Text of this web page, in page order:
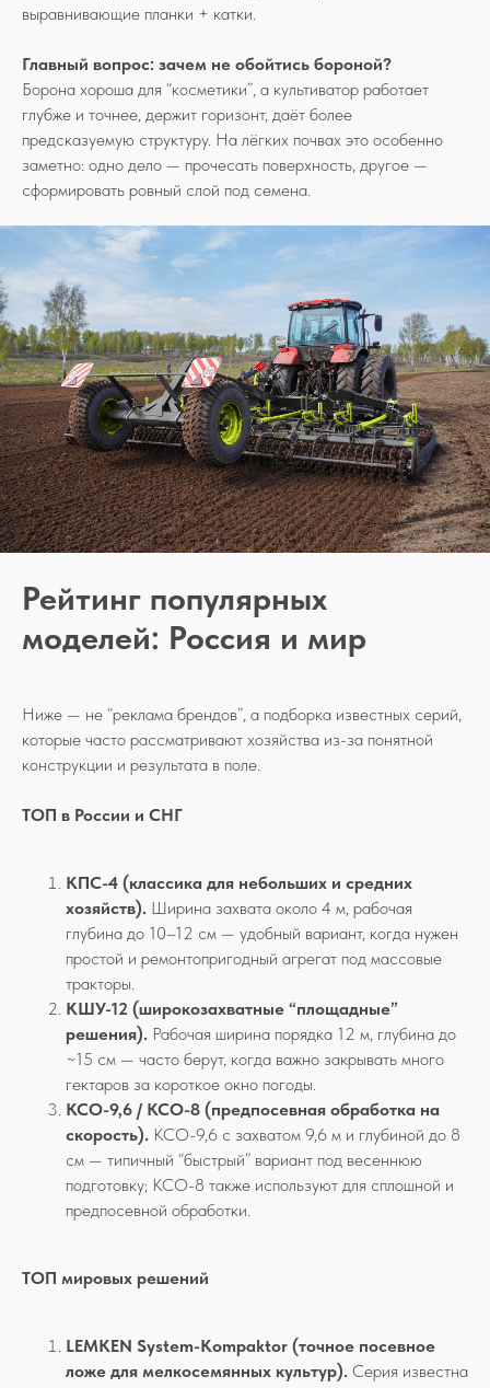
выравнивающие планки + катки.
Главный вопрос: зачем не обойтись бороной?
Борона хороша для “косметики”, а культиватор работает
глубже и точнее, держит горизонт, даёт более
предсказуемую структуру. На лёгких почвах это особенно
заметно: одно дело — прочесать поверхность, другое —
сформировать ровный слой под семена.
Рейтинг популярных
моделей: Россия и мир
Ниже — не “реклама брендов”, а подборка известных серий,
которые часто рассматривают хозяйства из-за понятной
конструкции и результата в поле.
ТОП в России и СНГ
КПС-4 (классика для небольших и средних
хозяйств). Ширина захвата около 4 м, рабочая
глубина до 10–12 см — удобный вариант, когда нужен
простой и ремонтопригодный агрегат под массовые
тракторы.
КШУ-12 (широкозахватные “площадные”
решения). Рабочая ширина порядка 12 м, глубина до
~15 см — часто берут, когда важно закрывать много
гектаров за короткое окно погоды.
КСО-9,6 / КСО-8 (предпосевная обработка на
скорость). КСО-9,6 с захватом 9,6 м и глубиной до 8
см — типичный “быстрый” вариант под весеннюю
подготовку; КСО-8 также используют для сплошной и
предпосевной обработки.
ТОП мировых решений
LEMKEN System-Kompaktor (точное посевное
ложе для мелкосемянных культур). Серия известна